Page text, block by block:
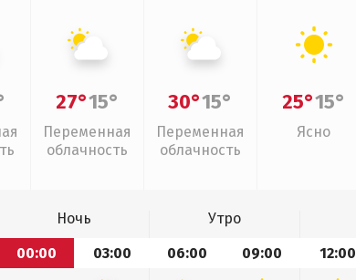
27°15°
Переменная
облачность
30°15°
Переменная
облачность
25°15°
Ясно
Ночь Утро
00:00
03:00 06:00 09:00 12:00